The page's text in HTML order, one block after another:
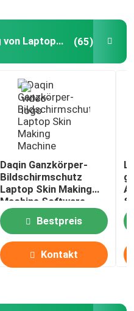
Maschine zur Herstellung von Laptop-Hüllen (65)
Daqin Ganzkörper-
Bildschirmschutz
Laptop Skin Making
Machine Software
ODM
Bestpreis
Kontakt